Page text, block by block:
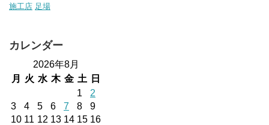
施工店 足場
カレンダー
2026年8月
月
火 水 木 金 土
日
1
2
3
4 5 6 7 8
9
10 11 12 13 14 15 16